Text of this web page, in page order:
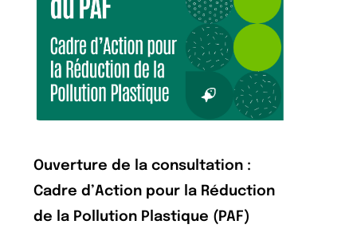
Ouverture de la consultation :
Cadre d’Action pour la Réduction
de la Pollution Plastique (PAF)